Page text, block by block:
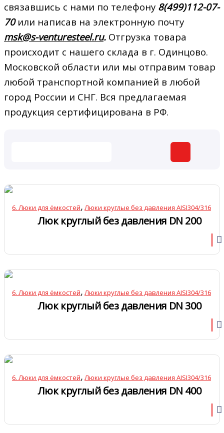
связавшись с нами по телефону 8(499)112-07-
70или написав на электронную почту
msk@s-venturesteel.ru. Отгрузка товара
происходит с нашего склада в г. Одинцово.
Московской области или мы отправим товар
любой транспортной компанией в любой
город России и СНГ. Вся предлагаемая
продукция сертифицирована в РФ.
6. Люки для ёмкостей, Люки круглые без давления AISI304/316
Люк круглый без давления DN 200
6. Люки для ёмкостей, Люки круглые без давления AISI304/316
Люк круглый без давления DN 300
6. Люки для ёмкостей, Люки круглые без давления AISI304/316
Люк круглый без давления DN 400